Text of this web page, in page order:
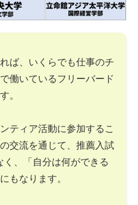
ば、いくらでも仕事のチ
働いているフリーバード
。
ティア活動に参加するこ
交流を通じて、推薦入試
、「自分は何ができる
もなります。